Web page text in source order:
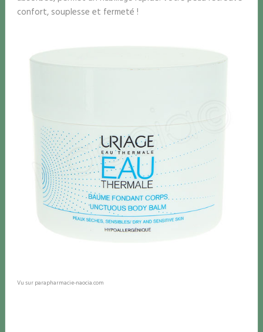
confort, souplesse et fermeté !
Vu sur parapharmacie-naocia.com